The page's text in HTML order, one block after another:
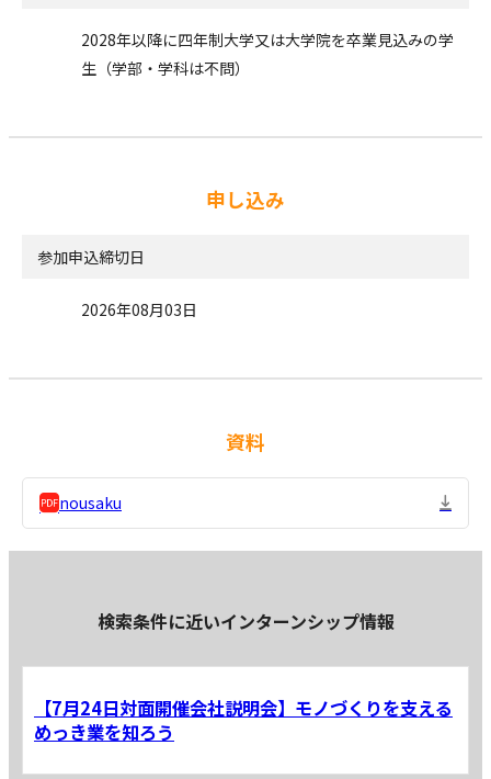
2028年以降に四年制大学又は大学院を卒業見込みの学
生（学部・学科は不問）
申し込み
参加申込締切日
2026年08月03日
資料
nousaku
検索条件に近いインターンシップ情報
【7月24日対面開催会社説明会】モノづくりを支える
めっき業を知ろう